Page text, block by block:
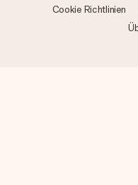
Cookie Richtlinien